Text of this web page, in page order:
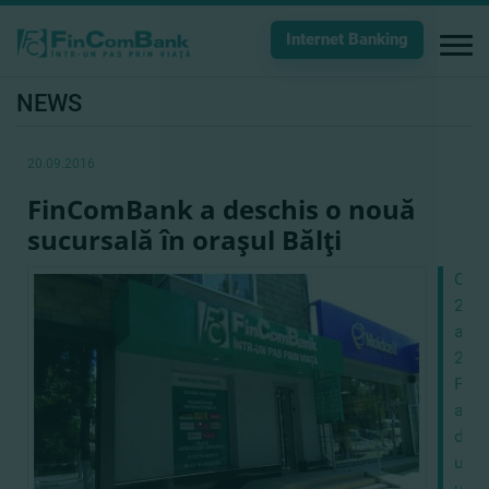
Internet Banking
NEWS
20.09.2016
FinComBank a deschis o nouă
sucursală în oraşul Bălţi
22
a
uşile